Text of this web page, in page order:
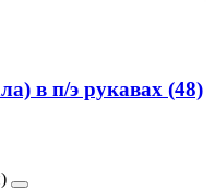
в п/э рукавах (48)